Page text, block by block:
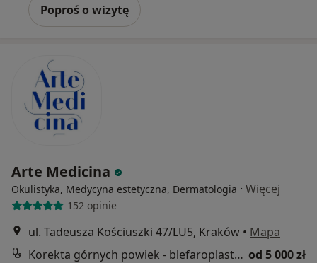
Poproś o wizytę
Arte Medicina
Okulistyka, Medycyna estetyczna, Dermatologia · Więcej
152 opinie
ul. Tadeusza Kościuszki 47/LU5, Kraków • Mapa
Korekta górnych powiek - blefaroplastyka od 5 000 zł